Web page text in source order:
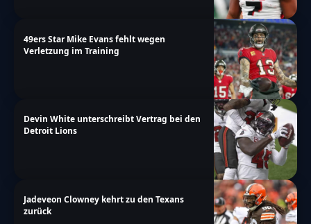
49ers Star Mike Evans fehlt wegen
Verletzung im Training
Devin White unterschreibt Vertrag bei den
Detroit Lions
Jadeveon Clowney kehrt zu den Texans
zurück